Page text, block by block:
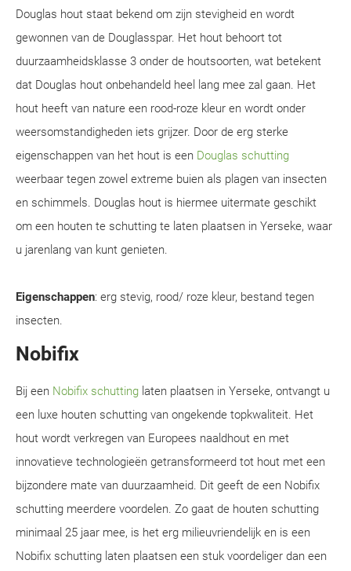
Douglas hout staat bekend om zijn stevigheid en wordt
gewonnen van de Douglasspar. Het hout behoort tot
duurzaamheidsklasse 3 onder de houtsoorten, wat betekent
dat Douglas hout onbehandeld heel lang mee zal gaan. Het
hout heeft van nature een rood-roze kleur en wordt onder
weersomstandigheden iets grijzer. Door de erg sterke
eigenschappen van het hout is een Douglas schutting
weerbaar tegen zowel extreme buien als plagen van insecten
en schimmels. Douglas hout is hiermee uitermate geschikt
om een houten te schutting te laten plaatsen in Yerseke, waar
u jarenlang van kunt genieten.
Eigenschappen: erg stevig, rood/ roze kleur, bestand tegen
insecten.
Nobifix
Bij een Nobifix schutting laten plaatsen in Yerseke, ontvangt u
een luxe houten schutting van ongekende topkwaliteit. Het
hout wordt verkregen van Europees naaldhout en met
innovatieve technologieën getransformeerd tot hout met een
bijzondere mate van duurzaamheid. Dit geeft de een Nobifix
schutting meerdere voordelen. Zo gaat de houten schutting
minimaal 25 jaar mee, is het erg milieuvriendelijk en is een
Nobifix schutting laten plaatsen een stuk voordeliger dan een